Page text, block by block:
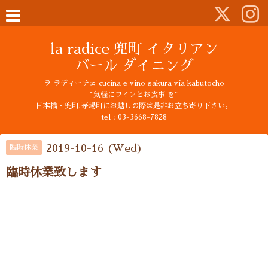
la radice 兜町 イタリアン
バール ダイニング
ラ ラディーチェ cucina e vino sakura via kabutocho
~気軽にワインとお食事 を~
日本橋・兜町,茅場町にお越しの際は是非お立ち寄り下さい。
tel : 03-3668-7828
臨時休業 2019-10-16 (Wed)
臨時休業致します